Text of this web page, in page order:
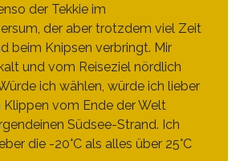
der Tekkie im
der aber trotzdem viel Zeit
beim Knipsen verbringt. Mir
und vom Reiseziel nördlich
ich wählen, würde ich lieber
Klippen vom Ende der Welt
Südsee-Strand. Ich
die -20°C als alles über 25°C